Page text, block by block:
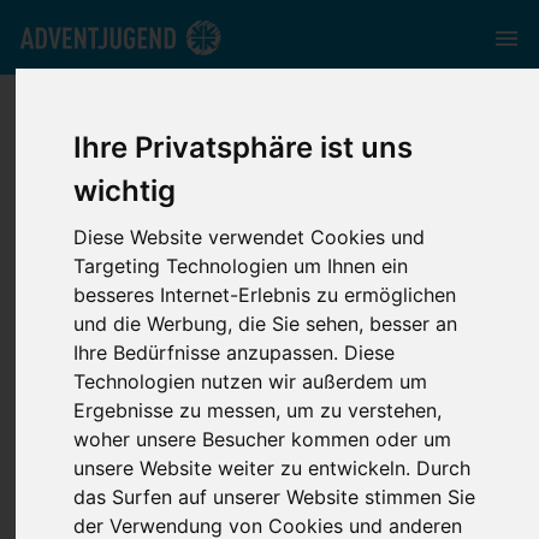
Ihre Privatsphäre ist uns
wichtig
Diese Website verwendet Cookies und
Targeting Technologien um Ihnen ein
besseres Internet-Erlebnis zu ermöglichen
und die Werbung, die Sie sehen, besser an
Ihre Bedürfnisse anzupassen. Diese
Technologien nutzen wir außerdem um
Ergebnisse zu messen, um zu verstehen,
woher unsere Besucher kommen oder um
unsere Website weiter zu entwickeln. Durch
das Surfen auf unserer Website stimmen Sie
der Verwendung von Cookies und anderen
Landeskörperschaften
Hier sind alle Landeskörperschaften, die du
kontaktieren kannst. Wir freuen uns auf dich und dein
Anliegen.
Adventjugend Nord
Grindelberg 15a
20144
Hamburg